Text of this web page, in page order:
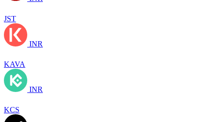
JST
INR
KAVA
INR
KCS